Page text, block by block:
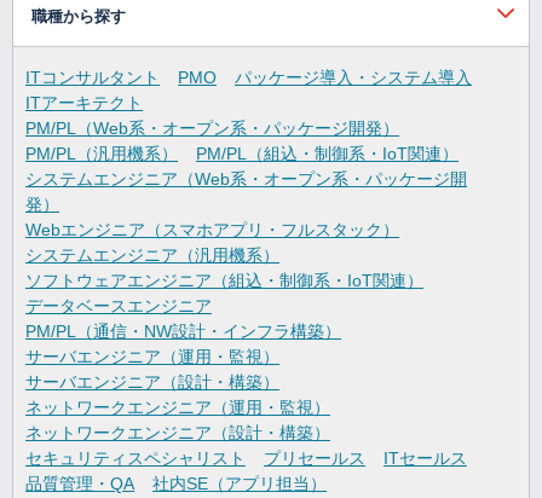
職種から探す
ITコンサルタント PMO
パッケージ導入・システム導入
ITアーキテクト
PM/PL（Web系・オープン系・パッケージ開発）
PM/PL（汎用機系）
PM/PL（組込・制御系・IoT関連）
システムエンジニア（Web系・オープン系・パッケージ開
発）
Webエンジニア（スマホアプリ・フルスタック）
システムエンジニア（汎用機系）
ソフトウェアエンジニア（組込・制御系・IoT関連）
データベースエンジニア
PM/PL（通信・NW設計・インフラ構築）
サーバエンジニア（運用・監視）
サーバエンジニア（設計・構築）
ネットワークエンジニア（運用・監視）
ネットワークエンジニア（設計・構築）
セキュリティスペシャリスト
プリセールス
ITセールス
品質管理・QA
社内SE（アプリ担当）